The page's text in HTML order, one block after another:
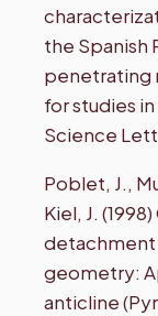
the Spanish
penetrating
for studies
Science
Poblet, J.,
Kiel, J.
detachment
geometry:
anticline